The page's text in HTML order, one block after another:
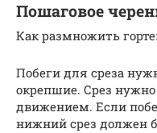
Пошаговое
Как размножить
Побеги для среза
окрепшие. Срез
движением. Если
нижний срез должен